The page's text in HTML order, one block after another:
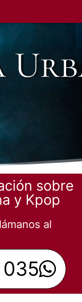
sobre
y Kpop
al